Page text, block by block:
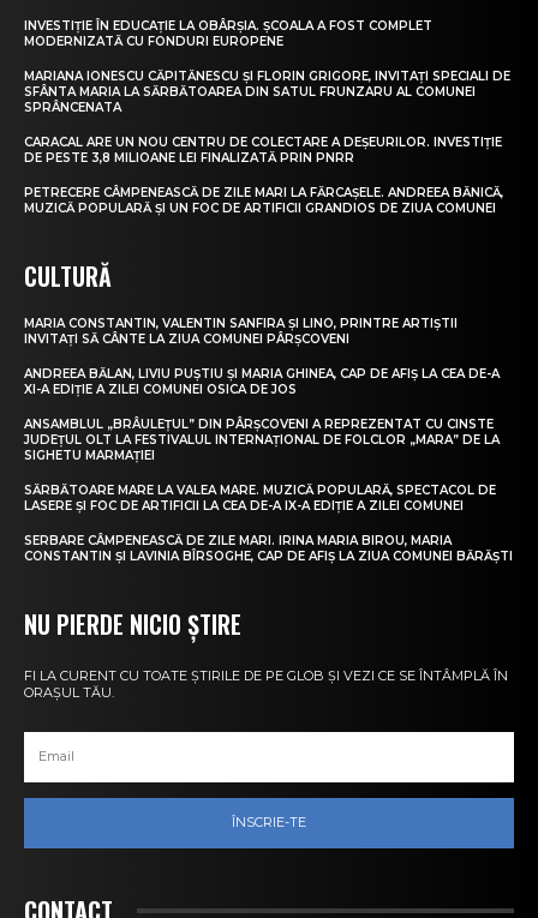
INVESTIȚIE ÎN EDUCAȚIE LA OBÂRȘIA. ȘCOALA A FOST COMPLET
MODERNIZATĂ CU FONDURI EUROPENE
MARIANA IONESCU CĂPITĂNESCU ȘI FLORIN GRIGORE, INVITAȚI SPECIALI DE
SFÂNTA MARIA LA SĂRBĂTOAREA DIN SATUL FRUNZARU AL COMUNEI
SPRÂNCENATA
CARACAL ARE UN NOU CENTRU DE COLECTARE A DEȘEURILOR. INVESTIȚIE
DE PESTE 3,8 MILIOANE LEI FINALIZATĂ PRIN PNRR
PETRECERE CÂMPENEASCĂ DE ZILE MARI LA FĂRCAȘELE. ANDREEA BĂNICĂ,
MUZICĂ POPULARĂ ȘI UN FOC DE ARTIFICII GRANDIOS DE ZIUA COMUNEI
CULTURĂ
MARIA CONSTANTIN, VALENTIN SANFIRA ȘI LINO, PRINTRE ARTIȘTII
INVITAȚI SĂ CÂNTE LA ZIUA COMUNEI PÂRȘCOVENI
ANDREEA BĂLAN, LIVIU PUȘTIU ȘI MARIA GHINEA, CAP DE AFIȘ LA CEA DE-A
XI-A EDIȚIE A ZILEI COMUNEI OSICA DE JOS
ANSAMBLUL „BRÂULEȚUL” DIN PÂRȘCOVENI A REPREZENTAT CU CINSTE
JUDEȚUL OLT LA FESTIVALUL INTERNAȚIONAL DE FOLCLOR „MARA” DE LA
SIGHETU MARMAȚIEI
SĂRBĂTOARE MARE LA VALEA MARE. MUZICĂ POPULARĂ, SPECTACOL DE
LASERE ȘI FOC DE ARTIFICII LA CEA DE-A IX-A EDIȚIE A ZILEI COMUNEI
SERBARE CÂMPENEASCĂ DE ZILE MARI. IRINA MARIA BIROU, MARIA
CONSTANTIN ȘI LAVINIA BÎRSOGHE, CAP DE AFIȘ LA ZIUA COMUNEI BĂRĂȘTI
NU PIERDE NICIO ȘTIRE
FI LA CURENT CU TOATE ȘTIRILE DE PE GLOB ȘI VEZI CE SE ÎNTÂMPLĂ ÎN
ORAȘUL TĂU.
ÎNSCRIE-TE
CONTACT